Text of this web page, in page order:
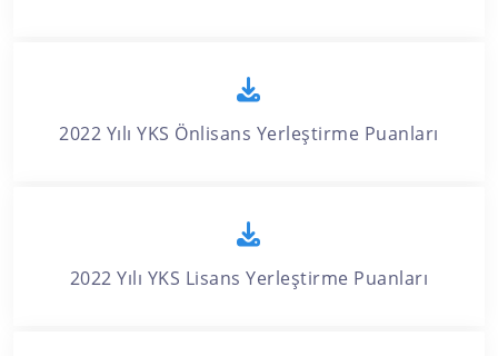
2022 Yılı YKS Önlisans Yerleştirme Puanları
2022 Yılı YKS Lisans Yerleştirme Puanları